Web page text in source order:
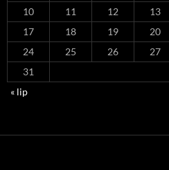
10
11 12 13
17
18 19 20
24
25 26 27
31
« lip